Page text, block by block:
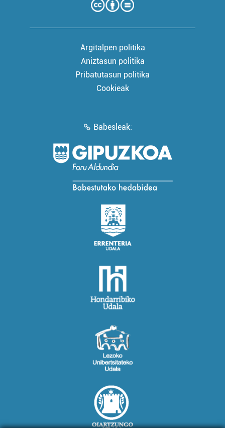
Argitalpen politika
Aniztasun politika
Pribatutasun politika
Cookieak
Babesleak: